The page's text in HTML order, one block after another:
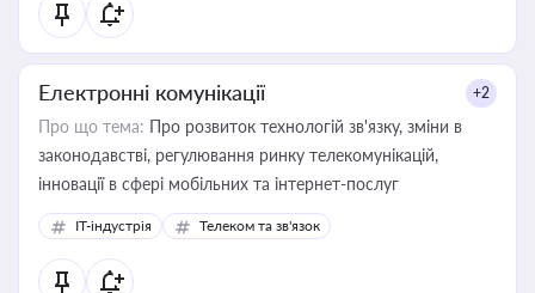
Електронні комунікації +2
Про що тема: Про розвиток технологій зв'язку, зміни в
законодавстві, регулювання ринку телекомунікацій,
інновації в сфері мобільних та інтернет-послуг
IT-індустрія Телеком та зв'язок